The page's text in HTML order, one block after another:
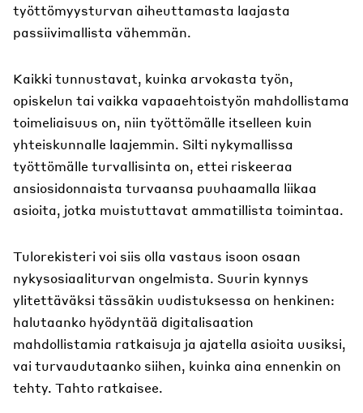
työttömyysturvan aiheuttamasta laajasta
passiivimallista vähemmän.
Kaikki tunnustavat, kuinka arvokasta työn,
opiskelun tai vaikka vapaaehtoistyön mahdollistama
toimeliaisuus on, niin työttömälle itselleen kuin
yhteiskunnalle laajemmin. Silti nykymallissa
työttömälle turvallisinta on, ettei riskeeraa
ansiosidonnaista turvaansa puuhaamalla liikaa
asioita, jotka muistuttavat ammatillista toimintaa.
Tulorekisteri voi siis olla vastaus isoon osaan
nykysosiaaliturvan ongelmista. Suurin kynnys
ylitettäväksi tässäkin uudistuksessa on henkinen:
halutaanko hyödyntää digitalisaation
mahdollistamia ratkaisuja ja ajatella asioita uusiksi,
vai turvaudutaanko siihen, kuinka aina ennenkin on
tehty. Tahto ratkaisee.